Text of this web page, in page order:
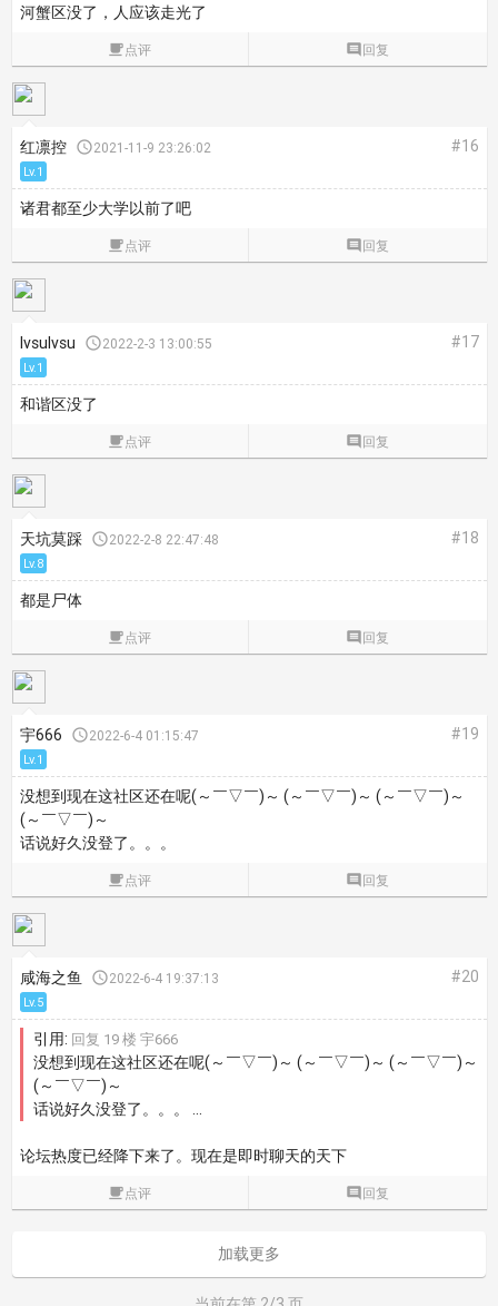
河蟹区没了，人应该走光了
点评  回复
红凛控 2021-11-9 23:26:02 #16
Lv.1
诸君都至少大学以前了吧
点评  回复
lvsulvsu 2022-2-3 13:00:55 #17
Lv.1
和谐区没了
点评  回复
天坑莫踩 2022-2-8 22:47:48 #18
Lv.8
都是尸体
点评  回复
宇666 2022-6-4 01:15:47 #19
Lv.1
没想到现在这社区还在呢(～￣▽￣)～ (～￣▽￣)～ (～￣▽￣)～
(～￣▽￣)～
话说好久没登了。。。
点评  回复
咸海之鱼 2022-6-4 19:37:13 #20
Lv.5
引用: 回复 19 楼 宇666
没想到现在这社区还在呢(～￣▽￣)～ (～￣▽￣)～ (～￣▽￣)～
(～￣▽￣)～
话说好久没登了。。。 ...
论坛热度已经降下来了。现在是即时聊天的天下
点评  回复
加载更多